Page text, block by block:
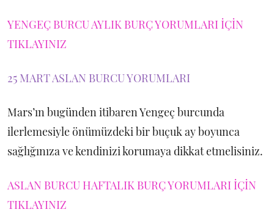
YENGEÇ BURCU AYLIK BURÇ YORUMLARI İÇİN
TIKLAYINIZ
25 MART ASLAN BURCU YORUMLARI
Mars’ın bugünden itibaren Yengeç burcunda
ilerlemesiyle önümüzdeki bir buçuk ay boyunca
sağlığınıza ve kendinizi korumaya dikkat etmelisiniz.
ASLAN BURCU HAFTALIK BURÇ YORUMLARI İÇİN
TIKLAYINIZ